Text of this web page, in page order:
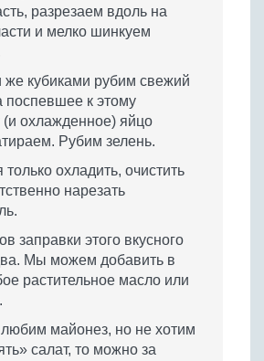
разрезаем вдоль на
и мелко шинкуем
же кубиками рубим свежий
поспевшее к этому
(и охлажденное) яйцо
Рубим зелень.
только охладить, очистить
нарезать
заправки этого вкусного
Мы можем добавить в
растительное масло или
майонез, но не хотим
салат, то можно за